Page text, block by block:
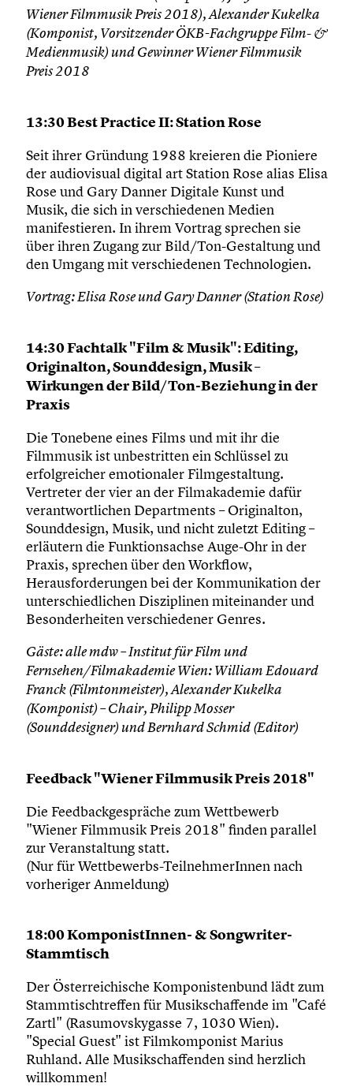
Wiener Filmmusik Preis 2018), Alexander Kukelka
(Komponist, Vorsitzender ÖKB-Fachgruppe Film- &
Medienmusik) und Gewinner Wiener Filmmusik
Preis 2018
13:30 Best Practice II: Station Rose
Seit ihrer Gründung 1988 kreieren die Pioniere
der audiovisual digital art Station Rose alias Elisa
Rose und Gary Danner Digitale Kunst und
Musik, die sich in verschiedenen Medien
manifestieren. In ihrem Vortrag sprechen sie
über ihren Zugang zur Bild/Ton-Gestaltung und
den Umgang mit verschiedenen Technologien.
Vortrag: Elisa Rose und Gary Danner (Station Rose)
14:30 Fachtalk "Film & Musik": Editing,
Originalton, Sounddesign, Musik –
Wirkungen der Bild/Ton-Beziehung in der
Praxis
Die Tonebene eines Films und mit ihr die
Filmmusik ist unbestritten ein Schlüssel zu
erfolgreicher emotionaler Filmgestaltung.
Vertreter der vier an der Filmakademie dafür
verantwortlichen Departments – Originalton,
Sounddesign, Musik, und nicht zuletzt Editing –
erläutern die Funktionsachse Auge-Ohr in der
Praxis, sprechen über den Workflow,
Herausforderungen bei der Kommunikation der
unterschiedlichen Disziplinen miteinander und
Besonderheiten verschiedener Genres.
Gäste: alle mdw – Institut für Film und
Fernsehen/Filmakademie Wien: William Edouard
Franck (Filmtonmeister), Alexander Kukelka
(Komponist) – Chair, Philipp Mosser
(Sounddesigner) und Bernhard Schmid (Editor)
Feedback "Wiener Filmmusik Preis 2018"
Die Feedbackgespräche zum Wettbewerb
"Wiener Filmmusik Preis 2018" finden parallel
zur Veranstaltung statt.
(Nur für Wettbewerbs-TeilnehmerInnen nach
vorheriger Anmeldung)
18:00 KomponistInnen- & Songwriter-
Stammtisch
Der Österreichische Komponistenbund lädt zum
Stammtischtreffen für Musikschaffende im "Café
Zartl" (Rasumovskygasse 7, 1030 Wien).
"Special Guest" ist Filmkomponist Marius
Ruhland. Alle Musikschaffenden sind herzlich
willkommen!